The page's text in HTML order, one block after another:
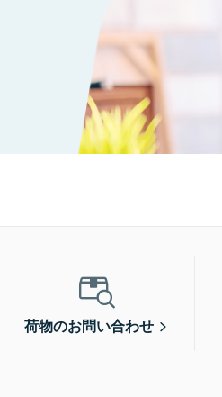
荷物のお問い合わせ